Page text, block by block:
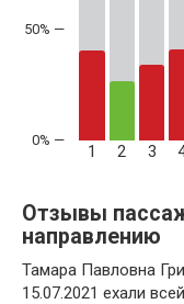
50% —
1 2 3
Отзывы
направлению
Тамара Павловна
15.07.2021 ехали